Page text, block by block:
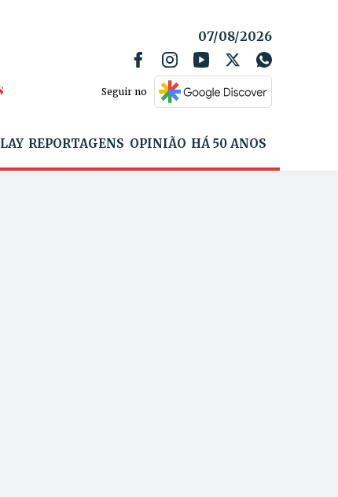
07/08/2026
Seguir no
REPORTAGENS OPINIÃO HÁ 50 ANOS